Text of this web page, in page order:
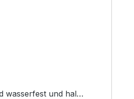
wasserfest und hal…